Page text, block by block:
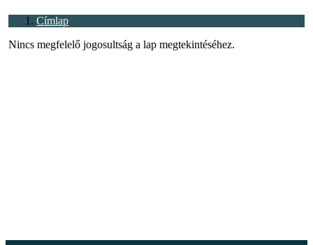
Címlap
Nincs megfelelő jogosultság a lap megtekintéséhez.